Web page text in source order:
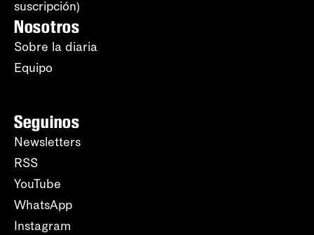
suscripción)
Nosotros
Sobre la diaria
Equipo
Seguinos
Newsletters
RSS
YouTube
WhatsApp
Instagram